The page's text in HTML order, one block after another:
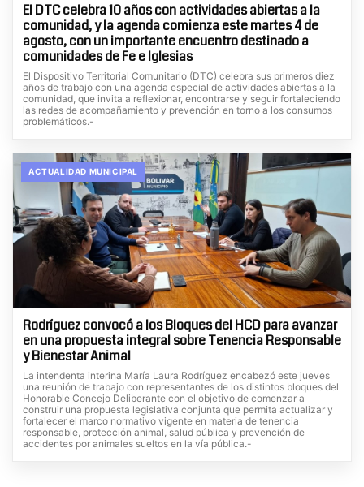
El DTC celebra 10 años con actividades abiertas a la
comunidad, y la agenda comienza este martes 4 de
agosto, con un importante encuentro destinado a
comunidades de Fe e Iglesias
El Dispositivo Territorial Comunitario (DTC) celebra sus primeros diez
años de trabajo con una agenda especial de actividades abiertas a la
comunidad, que invita a reflexionar, encontrarse y seguir fortaleciendo
las redes de acompañamiento y prevención en torno a los consumos
problemáticos.-
ACTUALIDAD MUNICIPAL
Rodríguez convocó a los Bloques del HCD para avanzar
en una propuesta integral sobre Tenencia Responsable
y Bienestar Animal
La intendenta interina María Laura Rodríguez encabezó este jueves
una reunión de trabajo con representantes de los distintos bloques del
Honorable Concejo Deliberante con el objetivo de comenzar a
construir una propuesta legislativa conjunta que permita actualizar y
fortalecer el marco normativo vigente en materia de tenencia
responsable, protección animal, salud pública y prevención de
accidentes por animales sueltos en la vía pública.-